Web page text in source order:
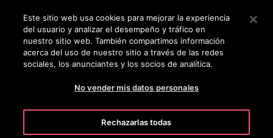
Pulse Intro para saltar al contenido principal
BUSCAR
Álvaro Netto
Diretor Geral da Otis no Brasil
Este sitio web usa cookies para mejorar la experiencia
del usuario y analizar el desempeño y tráfico en
nuestro sitio web. También compartimos información
acerca del uso de nuestro sitio a través de las redes
sociales, los anunciantes y los socios de analítica.
No vender mis datos personales
Rechazarlas todas